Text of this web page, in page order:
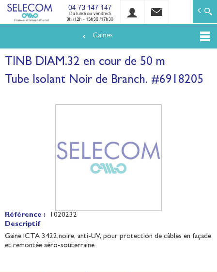
au
contenu
SELECOM
Matériels de réseaux électriques basse tension et
Gaines
TINB DIAM.32 en cour de 50 m
Tube Isolant Noir de Branch. #6918205
Référence :
1020232
Descriptif
Gaine ICTA 3422,noire, anti-UV, pour protection de câbles en façade
et remontée aéro-souterraine